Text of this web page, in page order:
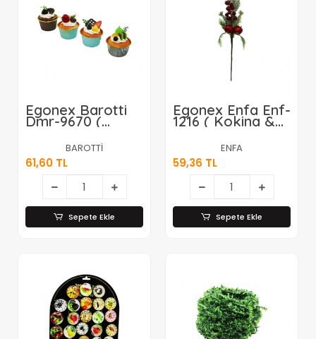
Egonex Barotti
Dmr-9670 (
Mıknatıslı )
Buzdolabı
Magnet ( Mix=
Mini Muffin & Kek
Kalıbı )*6x50
BAROTTİ
61,60 TL
Sepete Ekle
Egonex Enfa Enf-
1216 ( Kokina &
Elma ) Yapay
Çiçek ( Dal =
35cm )*100x6
ENFA
59,36 TL
Sepete Ekle